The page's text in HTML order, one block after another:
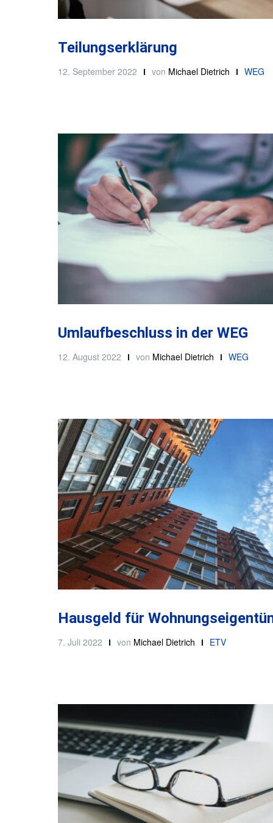
Teilungserklärung
12. September 2022 von Michael Dietrich WEG
Umlaufbeschluss in der WEG
12. August 2022 von Michael Dietrich WEG
Hausgeld für
7. Juli 2022 von Michael Dietrich ETV